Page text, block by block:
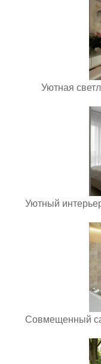
Уютная
Уютный
Совмещенный